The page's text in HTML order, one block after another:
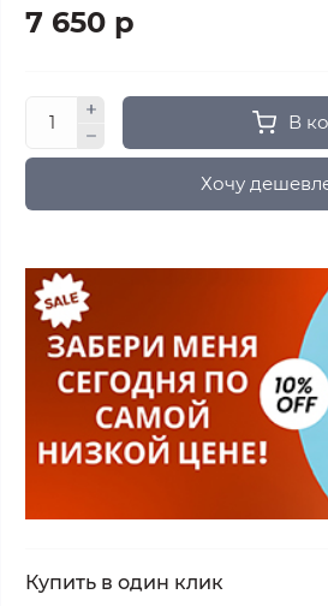
7 650 р
В
Хочу
Купить в один клик